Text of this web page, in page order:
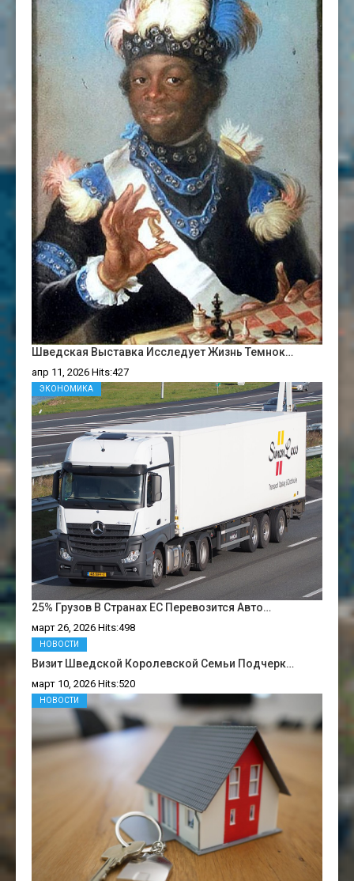
Шведская Выставка Исследует Жизнь Темнок…
апр 11, 2026 Hits:427
25% Грузов В Странах ЕС Перевозится Авто…
март 26, 2026 Hits:498
ЭКОНОМИКА
Визит Шведской Королевской Семьи Подчерк…
март 10, 2026 Hits:520
НОВОСТИ
НОВОСТИ